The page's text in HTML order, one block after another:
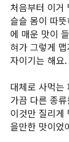
처음부터 이거
슬슬 몸이 따
에 매운 맛이
혀가 그렇게
자이기는 해요
대체로 사먹는
가끔 다른 종
이것만 질리게
을만한 맛이었